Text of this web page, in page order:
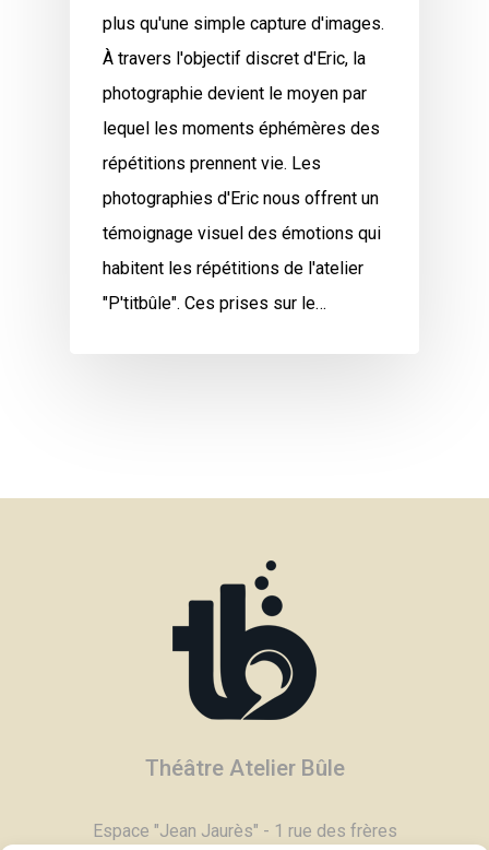
plus qu'une simple capture d'images.
À travers l'objectif discret d'Eric, la
photographie devient le moyen par
lequel les moments éphémères des
répétitions prennent vie. Les
photographies d'Eric nous offrent un
témoignage visuel des émotions qui
habitent les répétitions de l'atelier
"P'titbûle". Ces prises sur le…
Théâtre Atelier Bûle
Espace "Jean Jaurès" - 1 rue des frères